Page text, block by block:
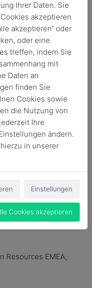
um
𝐖𝐚𝐫𝐮𝐦 𝐂𝐨𝐦𝐦𝐮𝐧𝐢𝐭𝐲
Community
Resources EMEA,
Ihrer Daten. Sie
akzeptieren
akzeptieren“ oder
oder eine
treffen, indem Sie
mit
Daten an
finden Sie
Cookies sowie
die Nutzung von
Ihre
ändern.
in unserer
Einstellungen
Cookies akzeptieren